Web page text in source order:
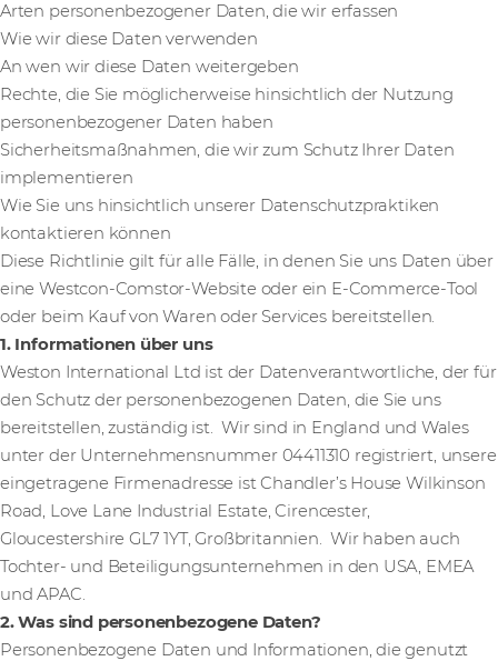
Arten personenbezogener Daten, die wir erfassen
Wie wir diese Daten verwenden
An wen wir diese Daten weitergeben
Rechte, die Sie möglicherweise hinsichtlich der Nutzung
personenbezogener Daten haben
Sicherheitsmaßnahmen, die wir zum Schutz Ihrer Daten
implementieren
Wie Sie uns hinsichtlich unserer Datenschutzpraktiken
kontaktieren können
Diese Richtlinie gilt für alle Fälle, in denen Sie uns Daten über
eine Westcon-Comstor-Website oder ein E-Commerce-Tool
oder beim Kauf von Waren oder Services bereitstellen.
1. Informationen über uns
Weston International Ltd ist der Datenverantwortliche, der für
den Schutz der personenbezogenen Daten, die Sie uns
bereitstellen, zuständig ist. Wir sind in England und Wales
unter der Unternehmensnummer 04411310 registriert, unsere
eingetragene Firmenadresse ist Chandler’s House Wilkinson
Road, Love Lane Industrial Estate, Cirencester,
Gloucestershire GL7 1YT, Großbritannien. Wir haben auch
Tochter- und Beteiligungsunternehmen in den USA, EMEA
und APAC.
2. Was sind personenbezogene Daten?
Personenbezogene Daten und Informationen, die genutzt